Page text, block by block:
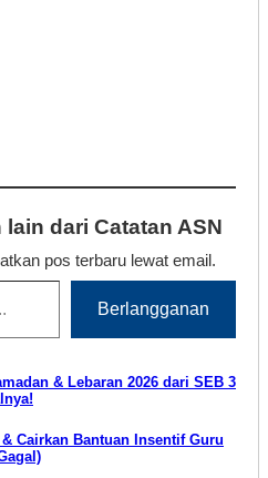
dari Catatan ASN
pos terbaru lewat email.
Berlangganan
& Lebaran 2026 dari SEB 3
Cairkan Bantuan Insentif Guru